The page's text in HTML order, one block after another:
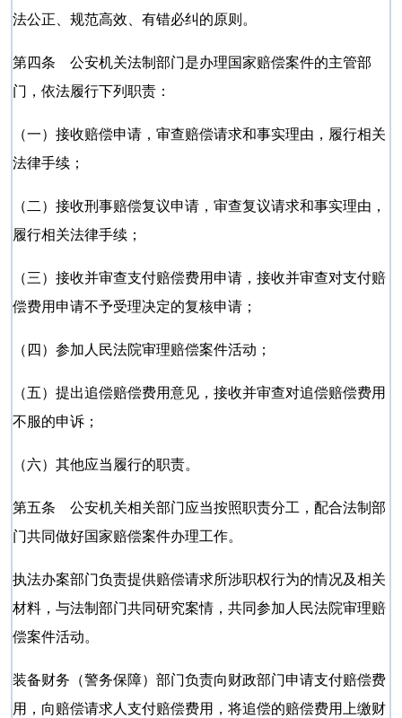
法公正、规范高效、有错必纠的原则。
第四条 公安机关法制部门是办理国家赔偿案件的主管部
门，依法履行下列职责：
（一）接收赔偿申请，审查赔偿请求和事实理由，履行相关
法律手续；
（二）接收刑事赔偿复议申请，审查复议请求和事实理由，
履行相关法律手续；
（三）接收并审查支付赔偿费用申请，接收并审查对支付赔
偿费用申请不予受理决定的复核申请；
（四）参加人民法院审理赔偿案件活动；
（五）提出追偿赔偿费用意见，接收并审查对追偿赔偿费用
不服的申诉；
（六）其他应当履行的职责。
第五条 公安机关相关部门应当按照职责分工，配合法制部
门共同做好国家赔偿案件办理工作。
执法办案部门负责提供赔偿请求所涉职权行为的情况及相关
材料，与法制部门共同研究案情，共同参加人民法院审理赔
偿案件活动。
装备财务（警务保障）部门负责向财政部门申请支付赔偿费
用，向赔偿请求人支付赔偿费用，将追偿的赔偿费用上缴财